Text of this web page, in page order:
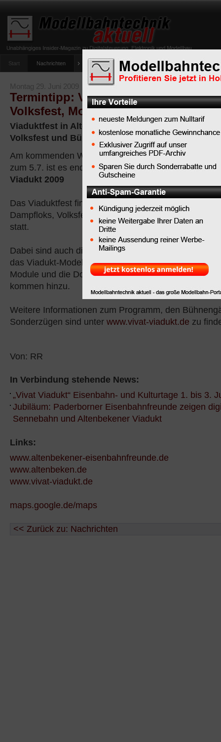
Start Nachrichten Tipps Newsletter Archiv Magazin
umfrage-viessmann-multiprotokoll-lichtdecoder
Montag 29. Juni 2009
Termintipp: Vivat Viadukt 2009 -
Volksfest, Modelle und Module
Viaduktfest in Altenbeken bietet Ihnen
Volksfest und Bühnenprogramm
Am kommenden Wochenende vom 3.7. bis
zum 5.7. ist es endlich wieder so weit:Vivat
Viadukt 2009
Das Viaduktfest findet in Altenbeken mit vielen
Dampfloks, Volksfest und Bühnenprogramm von
statt.
Dabei sind auch die Altenbekener
das Viadukt-Modell des Vereines zu bestaunen,
Module und die Dokumentation über die Geschichte
kommen hinzu.
Weitere Informationen zum Programm, den
Sonderzügen sind unter www.vivat-viadukt.de zu
Von: RR
In Verbindung stehende News:
„Vivat Viadukt“ Eisenbahn- und Kulturtage 1. bis 3.
Jubiläum: Paderborner Eisenbahnfreunde zeigen
Sennebahn und Altenbekener Viadukt
Links:
www.altenbekener-eisenbahnfreunde.de
www.altenbeken.de
www.vivat-viadukt.de
maps.google.de/maps
<< Zurück zu: Nachrichten